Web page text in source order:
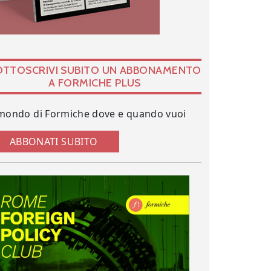
SUBITO UN ABBONAMENTO
A FORMICHE PLUS
di Formiche dove e quando vuoi
ABBONATI SUBITO